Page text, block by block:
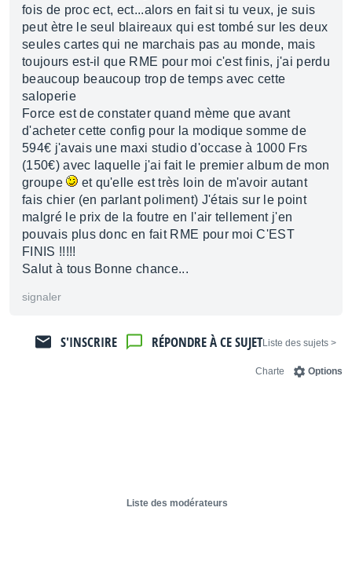
fois de proc ect, ect...alors en fait si tu veux, je suis
peut ètre le seul blaireaux qui est tombé sur les deux
seules cartes qui ne marchais pas au monde, mais
toujours est-il que RME pour moi c'est finis, j'ai perdu
beaucoup beaucoup trop de temps avec cette
saloperie
Force est de constater quand mème que avant
d'acheter cette config pour la modique somme de
594€ j'avais une maxi studio d'occase à 1000 Frs
(150€) avec laquelle j'ai fait le premier album de mon
groupe
et qu'elle est très loin de m'avoir autant
fais chier (en parlant poliment) J'étais sur le point
malgré le prix de la foutre en l'air tellement j'en
pouvais plus donc en fait RME pour moi C'EST
FINIS !!!!!
Salut à tous Bonne chance...
signaler
< Liste des sujets
RÉPONDRE À CE SUJET
S'INSCRIRE
Options
Charte
Liste des modérateurs